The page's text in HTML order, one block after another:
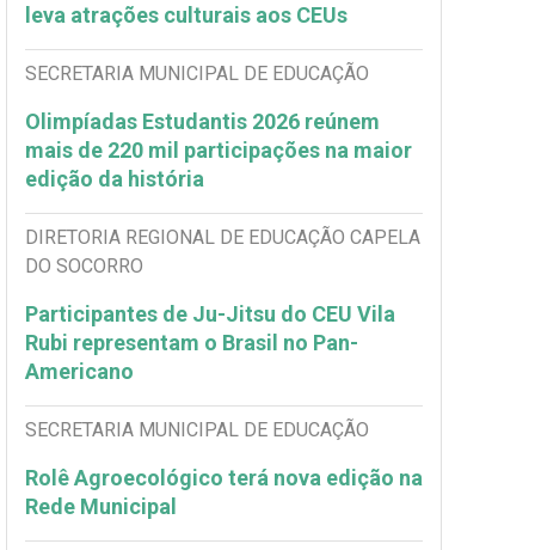
leva atrações culturais aos CEUs
SECRETARIA MUNICIPAL DE EDUCAÇÃO
Olimpíadas Estudantis 2026 reúnem
mais de 220 mil participações na maior
edição da história
DIRETORIA REGIONAL DE EDUCAÇÃO CAPELA
DO SOCORRO
Participantes de Ju-Jitsu do CEU Vila
Rubi representam o Brasil no Pan-
Americano
SECRETARIA MUNICIPAL DE EDUCAÇÃO
Rolê Agroecológico terá nova edição na
Rede Municipal